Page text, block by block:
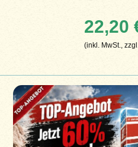
22,20
(inkl. MwSt.,